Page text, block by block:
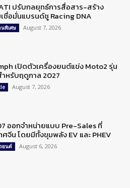
ปรับกลยุทธ์การสื่อสาร-สร้าง
ชื่อมั่นแบรนด์ชู Racing DNA
นพิเศษ August 7, 2026
เปิดตัวเครื่องยนต์แข่ง Moto2 รุ่น
ำหรับฤดูกาล 2027
August 7, 2026
ออกจำหน่ายแบบ Pre-Sales ที่
ศจีน โดยมีทั้งขุมพลัง EV และ PHEV
ยนต์ August 6, 2026